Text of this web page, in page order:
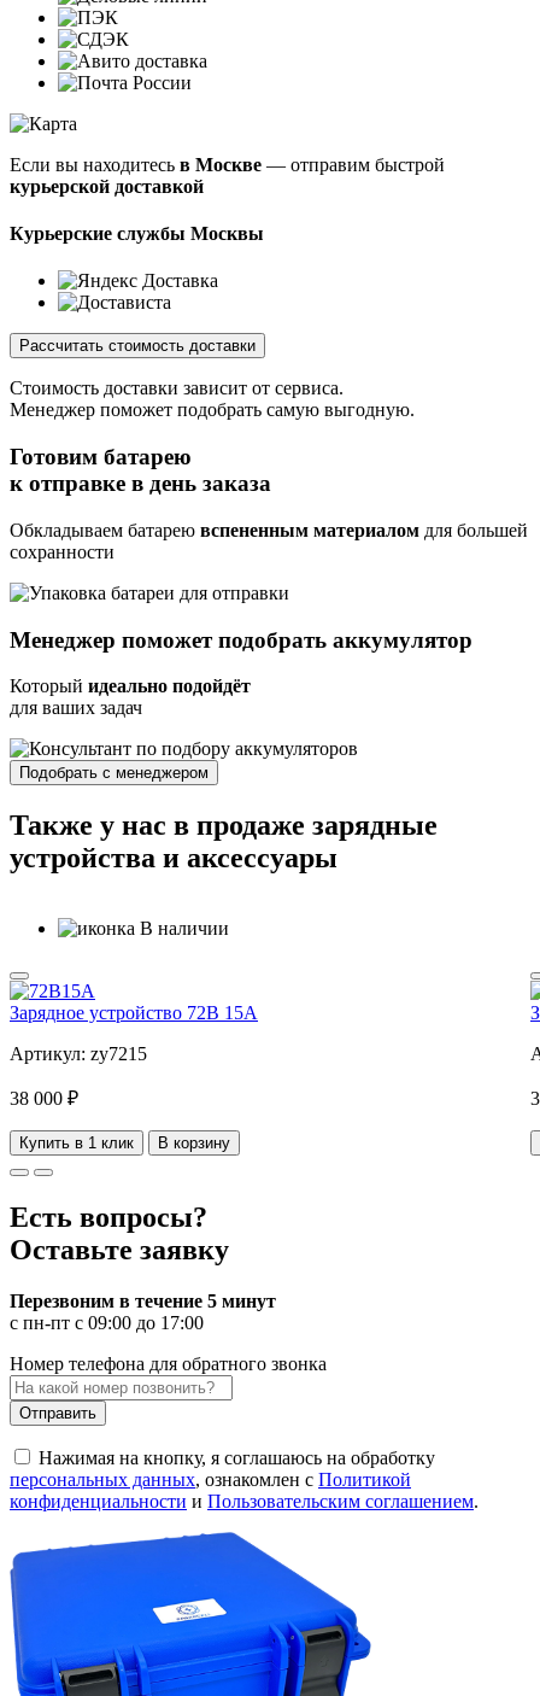
Если вы находитесь в Москве — отправим быстрой
курьерской доставкой
Курьерские службы Москвы
Рассчитать стоимость доставки
Стоимость доставки зависит от сервиса.
Менеджер поможет подобрать самую выгодную.
Готовим батарею
к отправке в день заказа
Обкладываем батарею вспененным материалом для большей
сохранности
Менеджер поможет подобрать аккумулятор
Который идеально подойдёт
для ваших задач
Подобрать с менеджером
Также у нас в продаже зарядные
устройства и аксессуары
В наличии
Зарядное устройство 72В 15А
Артикул: zy7215
38 000 ₽
Купить в 1 клик В корзину
Есть вопросы?
Оставьте заявку
Перезвоним в течение 5 минут
с пн-пт с 09:00 до 17:00
Номер телефона для обратного звонка
Отправить
Нажимая на кнопку, я соглашаюсь на обработку
персональных данных, ознакомлен с Политикой
конфиденциальности и Пользовательским соглашением.